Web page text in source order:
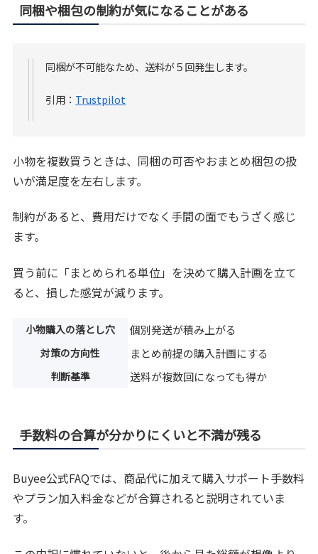
同梱や梱包の制約が気になることがある
同梱が不可能なため、送料が５回発生します。
引用： Trustpilot
小物を複数買うときは、同梱の可否やおまとめ梱包の扱
いが満足度を左右します。
制約があると、費用だけでなく手間の面でもうざく感じ
ます。
買う前に「まとめられる単位」を決めて購入計画を立て
ると、損した感覚が減ります。
小物購入の落とし穴 個別発送が積み上がる
対策の方向性 まとめ前提の購入計画にする
判断基準 送料が複数回になっても得か
手数料の合算が分かりにくいと不満が残る
Buyee公式FAQでは、商品代に加えて購入サポート手数料
やプラン加入料金などが合算されると説明されていま
す。